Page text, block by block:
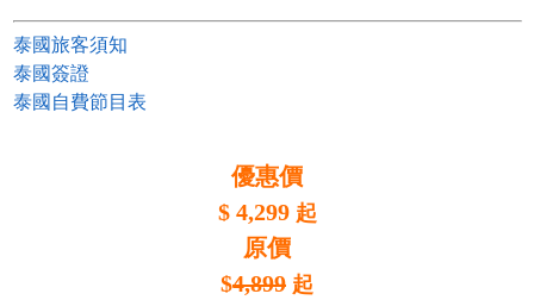
泰國旅客須知
泰國簽證
泰國自費節目表
優惠價
$ 4,299 起
原價
$4,899 起